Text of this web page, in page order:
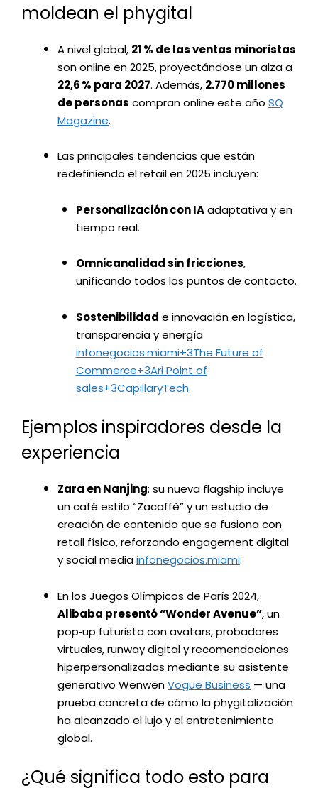
moldean el phygital
A nivel global, 21 % de las ventas minoristas
son online en 2025, proyectándose un alza a
22,6 % para 2027. Además, 2.770 millones
de personas compran online este año SQ
Magazine.
Las principales tendencias que están
redefiniendo el retail en 2025 incluyen:
Personalización con IAadaptativa y en
tiempo real.
Omnicanalidad sin fricciones,
unificando todos los puntos de contacto.
Sostenibilidad e innovación en logística,
transparencia y energía
infonegocios.miami+3The Future of
Commerce+3Ari Point of
sales+3CapillaryTech.
Ejemplos inspiradores desde la
experiencia
Zara en Nanjing: su nueva flagship incluye
un café estilo “Zacaffè” y un estudio de
creación de contenido que se fusiona con
retail físico, reforzando engagement digital
y social mediainfonegocios.miami.
En los Juegos Olímpicos de París 2024,
Alibaba presentó “Wonder Avenue”, un
pop‑up futurista con avatars, probadores
virtuales, runway digital y recomendaciones
hiperpersonalizadas mediante su asistente
generativo WenwenVogue Business — una
prueba concreta de cómo la phygitalización
ha alcanzado el lujo y el entretenimiento
global.
¿Qué significa todo esto para